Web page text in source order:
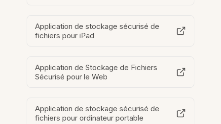
Application de stockage sécurisé de
fichiers pour iPad
Application de Stockage de Fichiers
Sécurisé pour le Web
Application de stockage sécurisé de
fichiers pour ordinateur portable